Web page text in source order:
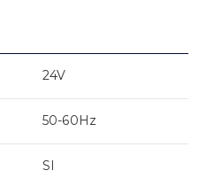
24V
50-60Hz
SI